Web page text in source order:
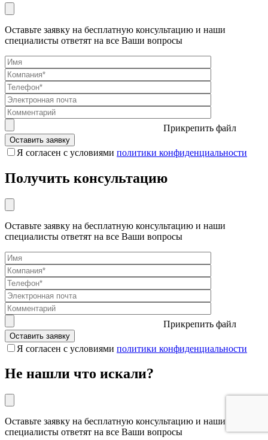
Оставьте заявку на бесплатную консультацию и наши
специалисты ответят на все Ваши вопросы
Прикрепить файл
Я согласен с условиями политики конфиденциальности
Получить консультацию
Оставьте заявку на бесплатную консультацию и наши
специалисты ответят на все Ваши вопросы
Прикрепить файл
Я согласен с условиями политики конфиденциальности
Не нашли что искали?
Оставьте заявку на бесплатную консультацию и наши
специалисты ответят на все Ваши вопросы